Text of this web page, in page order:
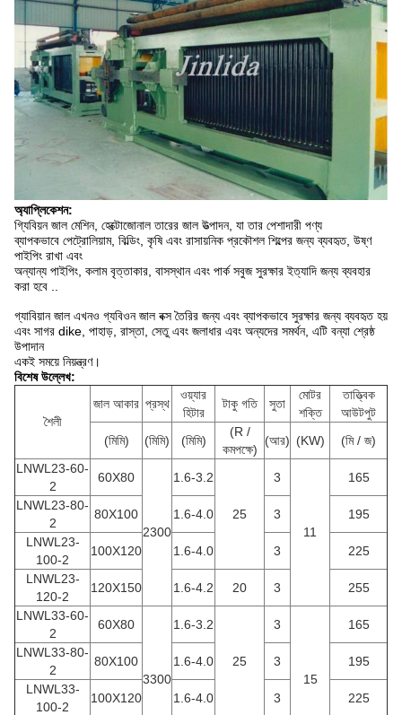
অ্যাপ্লিকেশন:
গ্যিবিয়ন জাল মেশিন, হেক্টোজোনাল তারের জাল উত্পাদন, যা তার পেশাদারী পণ্য
ব্যাপকভাবে পেট্রোলিয়াম, বিল্ডিং, কৃষি এবং রাসায়নিক প্রকৌশল শিল্পের জন্য ব্যবহৃত, উষ্ণ
পাইপিং রাখা এবং
অন্যান্য পাইপিং, কলাম বৃত্তাকার, বাসস্থান এবং পার্ক সবুজ সুরক্ষার ইত্যাদি জন্য ব্যবহার
করা হবে ..
গ্যাবিয়ান জাল এখনও গ্যবিওন জাল বক্স তৈরির জন্য এবং ব্যাপকভাবে সুরক্ষার জন্য ব্যবহৃত হয়
এবং সাগর dike, পাহাড়, রাস্তা, সেতু এবং জলাধার এবং অন্যদের সমর্থন, এটি বন্যা শ্রেষ্ঠ
উপাদান
একই সময়ে নিয়ন্ত্রণ।
বিশেষ উল্লেখ:
শৈলী
জাল আকার প্রস্থ
ওয়্যার
হিটার
টাকু গতি সুতা
মোটর
শক্তি
তাত্ত্বিক
আউটপুট
(মিমি)
(মিমি) (মিমি)
(R /
কমপক্ষে)
(আর) (KW)
(মি / জ)
LNWL23-60-
2
60X80
2300
1.6-3.2
25
3
11
165
LNWL23-80-
2
80X100 1.6-4.0 3
195
LNWL23-
100-2
100X120 1.6-4.0 3
225
LNWL23-
120-2
120X150 1.6-4.2 20 3
255
LNWL33-60-
2
60X80
3300
1.6-3.2
25
3
15
165
LNWL33-80-
2
80X100 1.6-4.0 3
195
LNWL33-
100-2
100X120 1.6-4.0 3
225